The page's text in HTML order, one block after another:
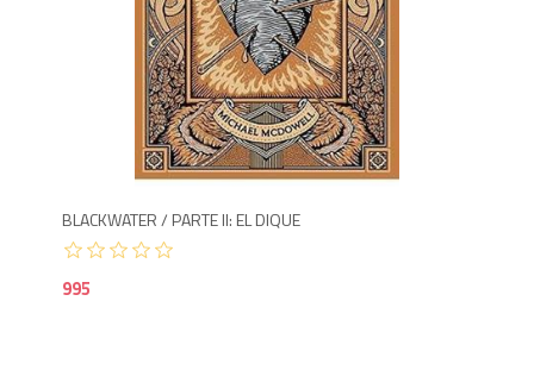
BLACKWATER / PARTE II: EL DIQUE
995